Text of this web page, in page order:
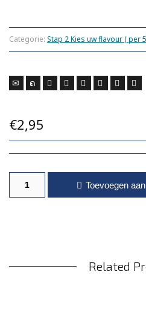
Categorie: Stap 2 Kies uw flavour ( per
€2,95
Bloedworm flavour aantalToevoegen
Related